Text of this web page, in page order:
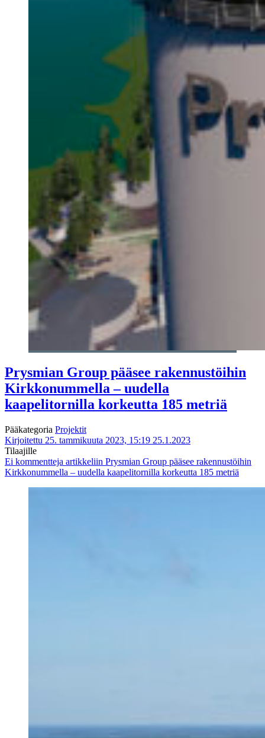
Prysmian Group pääsee rakennustöihin
Kirkkonummella – uudella
kaapelitornilla korkeutta 185 metriä
Pääkategoria Projektit
Kirjoitettu 25. tammikuuta 2023, 15:19 25.1.2023
Tilaajille
Ei kommentteja artikkeliin Prysmian Group pääsee rakennustöihin
Kirkkonummella – uudella kaapelitornilla korkeutta 185 metriä